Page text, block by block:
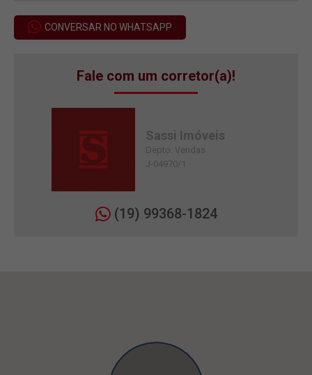
CONVERSAR NO WHATSAPP
Fale com um corretor(a)!
Sassi Imóveis
Depto. Vendas
J-04970/1
(19) 99368-1824